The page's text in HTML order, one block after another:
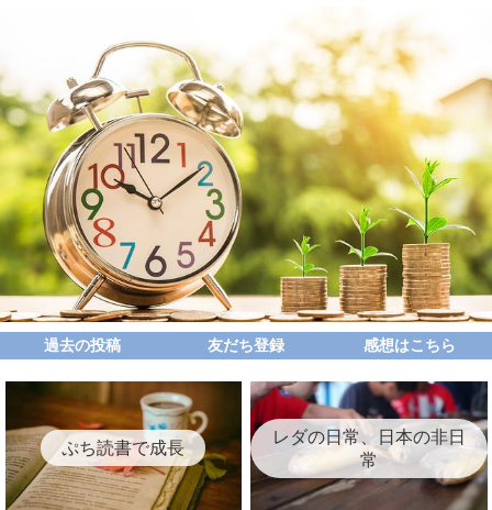
過去の投稿 友だち登録 感想はこちら
ぷち読書で成長
レダの日常、日本の非日
常